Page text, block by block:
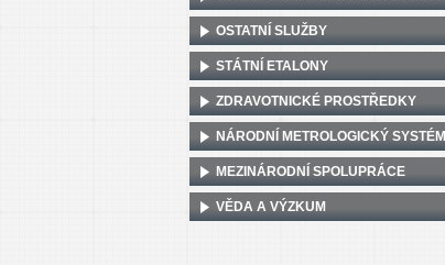
OSTATNÍ SLUŽBY
STÁTNÍ ETALONY
ZDRAVOTNICKÉ PROSTŘEDKY
NÁRODNÍ METROLOGICKÝ SYSTÉM
MEZINÁRODNÍ SPOLUPRÁCE
VĚDA A VÝZKUM